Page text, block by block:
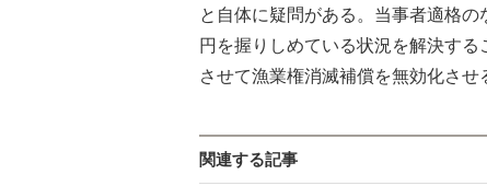
と自体に疑問がある。当事者適格
円を握りしめている状況を解決す
させて漁業権消滅補償を無効化させ
関連する記事